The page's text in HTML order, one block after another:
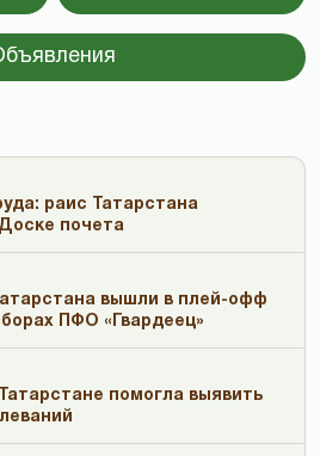
раис Татарстана
почета
вышли в плей-офф
ПФО «Гвардеец»
помогла выявить